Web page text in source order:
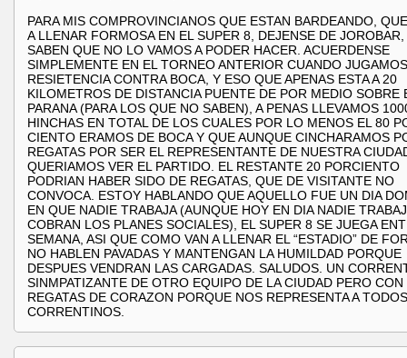
PARA MIS COMPROVINCIANOS QUE ESTAN BARDEANDO,
A LLENAR FORMOSA EN EL SUPER 8, DEJENSE DE JOROBAR,
SABEN QUE NO LO VAMOS A PODER HACER. ACUERDENSE
SIMPLEMENTE EN EL TORNEO ANTERIOR CUANDO
RESIETENCIA CONTRA BOCA, Y ESO QUE APENAS ESTA A 20
KILOMETROS DE DISTANCIA PUENTE DE POR MEDIO SOBRE
PARANA (PARA LOS QUE NO SABEN), A PENAS LLEVAMOS
HINCHAS EN TOTAL DE LOS CUALES POR LO MENOS EL 80
CIENTO ERAMOS DE BOCA Y QUE AUNQUE CINCHARAMOS
REGATAS POR SER EL REPRESENTANTE DE NUESTRA
QUERIAMOS VER EL PARTIDO. EL RESTANTE 20 PORCIENTO
PODRIAN HABER SIDO DE REGATAS, QUE DE VISITANTE NO
CONVOCA. ESTOY HABLANDO QUE AQUELLO FUE UN DIA
EN QUE NADIE TRABAJA (AUNQUE HOY EN DIA NADIE
COBRAN LOS PLANES SOCIALES), EL SUPER 8 SE JUEGA
SEMANA, ASI QUE COMO VAN A LLENAR EL “ESTADIO” DE
NO HABLEN PAVADAS Y MANTENGAN LA HUMILDAD PORQUE
DESPUES VENDRAN LAS CARGADAS. SALUDOS. UN
SINMPATIZANTE DE OTRO EQUIPO DE LA CIUDAD PERO CON
REGATAS DE CORAZON PORQUE NOS REPRESENTA A
CORRENTINOS.